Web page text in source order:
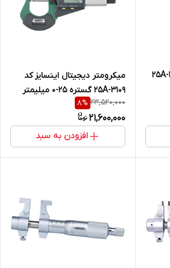
میکرومتر اینسایز کد 25A-3203
میکرومتر دیجیتال اینسایز کد
25A-3109 گستره 25-0 میلیمتر
23,520,000
8%
21,600,000
افزودن به سبد